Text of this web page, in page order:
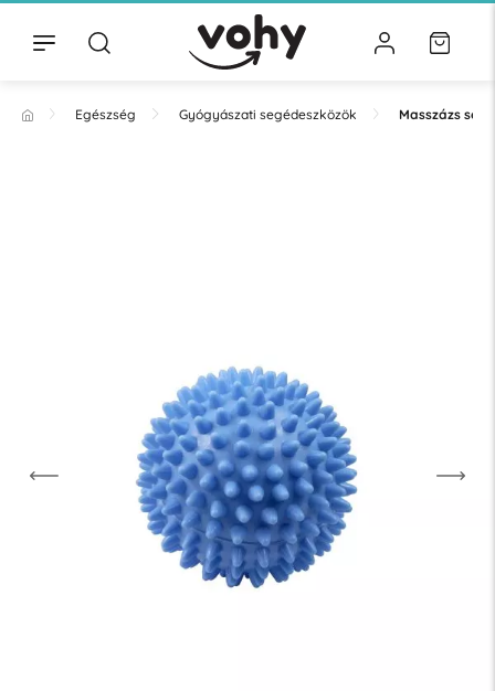
Egészség Gyógyászati segédeszközök Masszázs